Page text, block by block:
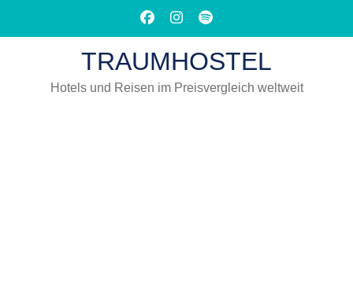
drücken)
TRAUMHOSTEL
Hotels und Reisen im Preisvergleich weltweit